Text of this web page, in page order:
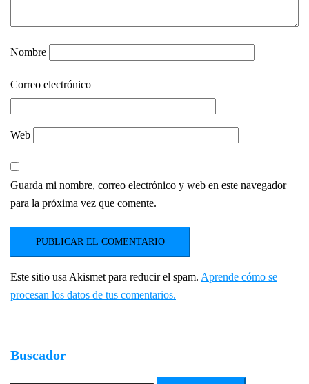
Nombre
Correo electrónico
Web
Guarda mi nombre, correo electrónico y web en este navegador
para la próxima vez que comente.
Este sitio usa Akismet para reducir el spam. Aprende cómo se
procesan los datos de tus comentarios.
Buscador